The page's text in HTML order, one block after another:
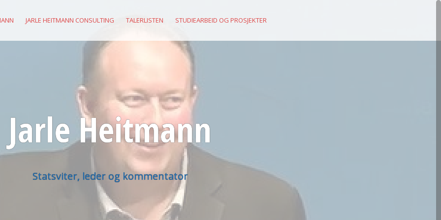
JARLE HEITMANN CONSULTING TALERLISTEN STUDIEARBEID OG PROSJEKTER
Jarle Heitmann
Statsviter, leder og kommentator